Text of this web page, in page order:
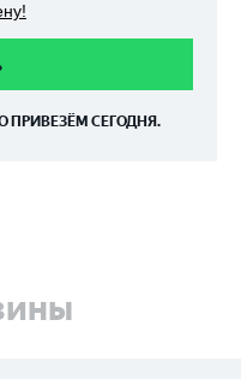
ПРИВЕЗЁМ СЕГОДНЯ.